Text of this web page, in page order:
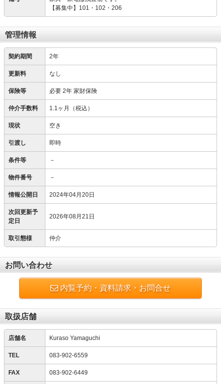
【募集中】101・102・206
管理情報
契約期間 2年
更新料 なし
保険等 必要 2年 家財保険
仲介手数料 1.1ヶ月（税込）
現状 空き
引渡し 即時
条件等 －
物件番号 －
情報公開日 2024年04月20日
次回更新予
定日
2026年08月21日
取引態様 仲介
お問い合わせ
内覧予約・資料請求・お問合せ
取扱店舗
店舗名 Kuraso Yamaguchi
TEL 083-902-6559
FAX 083-902-6449